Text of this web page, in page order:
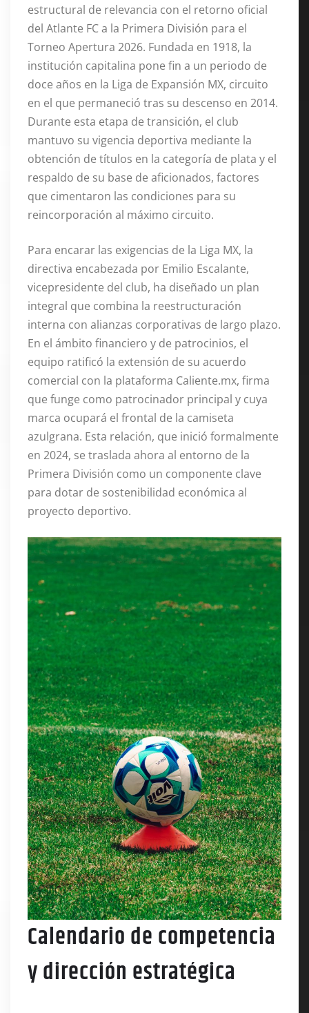
estructural de relevancia con el retorno oficial
del Atlante FC a la Primera División para el
Torneo Apertura 2026. Fundada en 1918, la
institución capitalina pone fin a un periodo de
doce años en la Liga de Expansión MX, circuito
en el que permaneció tras su descenso en 2014.
Durante esta etapa de transición, el club
mantuvo su vigencia deportiva mediante la
obtención de títulos en la categoría de plata y el
respaldo de su base de aficionados, factores
que cimentaron las condiciones para su
reincorporación al máximo circuito.
Para encarar las exigencias de la Liga MX, la
directiva encabezada por Emilio Escalante,
vicepresidente del club, ha diseñado un plan
integral que combina la reestructuración
interna con alianzas corporativas de largo plazo.
En el ámbito financiero y de patrocinios, el
equipo ratificó la extensión de su acuerdo
comercial con la plataforma Caliente.mx, firma
que funge como patrocinador principal y cuya
marca ocupará el frontal de la camiseta
azulgrana. Esta relación, que inició formalmente
en 2024, se traslada ahora al entorno de la
Primera División como un componente clave
para dotar de sostenibilidad económica al
proyecto deportivo.
Calendario de competencia
y dirección estratégica